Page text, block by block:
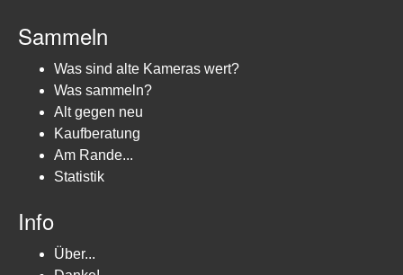
Sammeln
Was sind alte Kameras wert?
Was sammeln?
Alt gegen neu
Kaufberatung
Am Rande...
Statistik
Info
Über...